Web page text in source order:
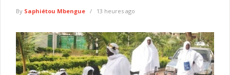
By Saphiétou Mbengue 13 heures ago